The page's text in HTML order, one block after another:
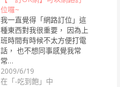
位囉~
我一直覺得「網路訂位」這
種東西對我很重要， 因為上
班時間有時候不太方便打電
話， 也不想同事感覺我常
常…
2009/6/19
在「-吃到飽」中